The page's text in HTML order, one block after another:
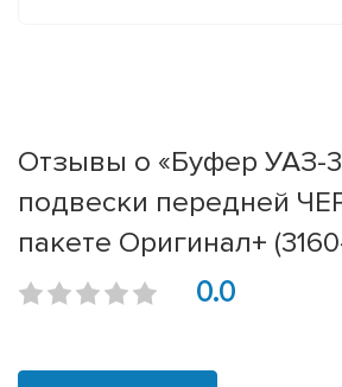
Отзывы о «Буфер УАЗ-
подвески передней
пакете Оригинал+
0.0